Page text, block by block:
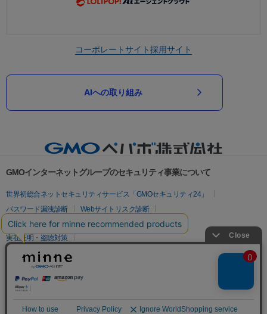
コーポレートサイト採用サイト
AIへの取り組み
GMOインターネットグループのセキュリティ事業について
世界初総合ネットセキュリティサービス「GMOセキュリティ24」
パスワード漏洩診断
Webサイトリスク診断
セキュリティ相談AIチャットボット
実在証明・盗聴対策
サイバー攻撃対策（GMOサイバーセキュリティ byイエラエ）
サイバー攻撃対策（GMO Flatt Security）
セキュリティ事業の軌跡